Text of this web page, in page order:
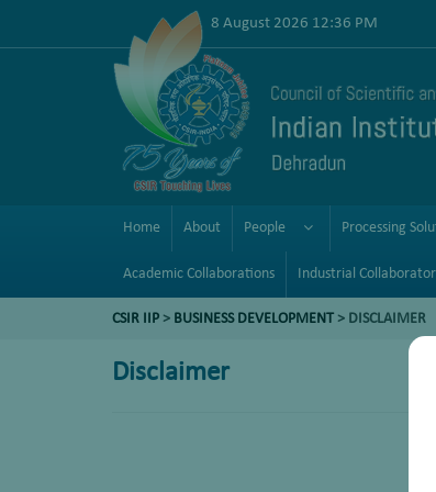
8 August 2026 12:36 PM
Home About People Processing
Academic Collaborations Industrial
CSIR IIP > BUSINESS DEVELOPMENT > DISCLAIMER
Disclaimer